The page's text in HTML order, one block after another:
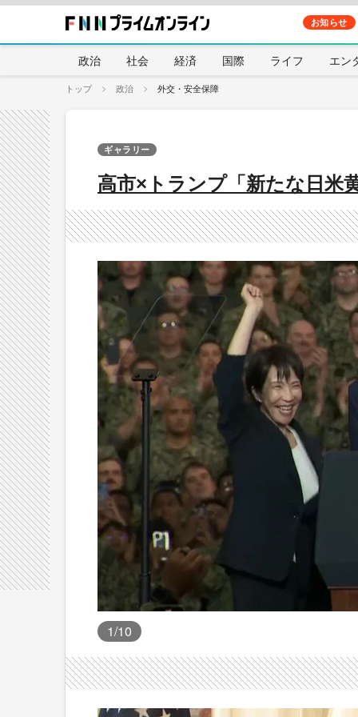
お知らせ
政治 社会 経済 国際 ライフ エン
トップ 政治 外交・安全保障
高市×トランプ「新たな日
ギャラリー
1/10